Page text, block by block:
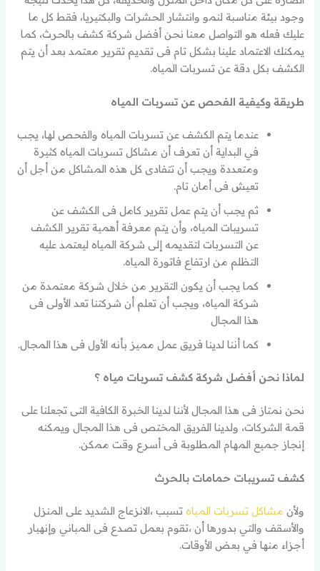
وجود بيئة مناسبة لنمو وانتشار الحشرات والبكتيريا، فقط كل ما
عليك فعله هو التواصل معنا نحن أفضل شركة كشف بالحرث، كما
يمكنك الاعتماد علينا بشكل تام فى تقديم تقرير معتمد بعد أن يتم
الكشف بكل دقة عن تسربات المياه.
طريقة وكيفية الفحص عن تسربات المياه
عندما يتم الكشف عن تسربات المياه والفحص لها، يجب
في البداية أن تعرف أن مشاكل تسربات المياه كثيرة
ومتعددة ويجب أن تتفادى كل هذه المشاكل من أجل أن
تعيش فى أمان تام.
ثم يجب أن يتم عمل تقرير كامل فى الكشف عن
تسريبات المياه، وأن يتم معرفة أهمية تقرير الكشف
عن التسربات لتقديمه إلى شركة المياه ليعتمد عليه
التظلم من ارتفاع فاتورة المياه.
كما يجب أن يكون التقرير من خلال شركة معتمدة من
شركة المياه، ويجب أن تعلم أن شركتنا تعد الأولى فى
هذا المجال
كما أننا لدينا فريق عمل مميز بأنه الأول فى هذا المجال.
لماذا نحن أفضل شركة كشف تسربات مياه ؟
نحن نمتاز فى هذا المجال لأننا لدينا الخبرة الكافية التى تجعلنا على
قمة الشركات، ولدينا الفريق المختص فى هذا المجال ويمكنه
إنجاز جميع المهام المطلوبة فى أسرع وقت ممكن.
كشف تسريبات حمامات بالحرث
ولأن مشاكل تسربات المياه تسبب ،الانزعاج الشديد على المنزل
والأسقف والتي بدورها أن ،تقوم بعمل تصدع فى المباني وإنهيار
أجزاء منها في بعض الأوقات.